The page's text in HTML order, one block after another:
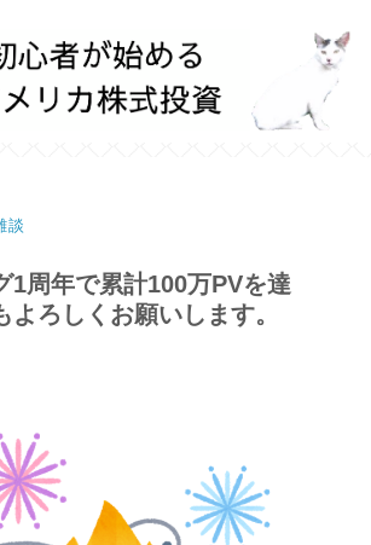
談
1周年で累計100万PVを達
よろしくお願いします。